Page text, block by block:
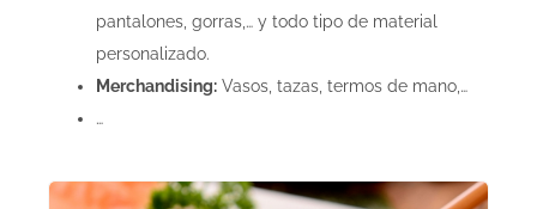
pantalones, gorras,… y todo tipo de material
personalizado.
Merchandising: Vasos, tazas, termos de mano,…
…